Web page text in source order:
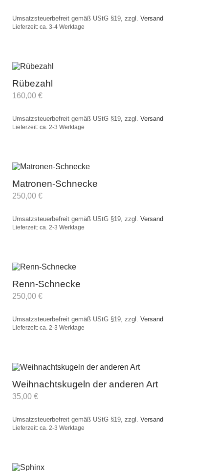
Umsatzsteuerbefreit gemäß UStG §19, zzgl. Versand
Lieferzeit: ca. 3-4 Werktage
Rübezahl
160,00 €
Umsatzsteuerbefreit gemäß UStG §19, zzgl. Versand
Lieferzeit: ca. 2-3 Werktage
Matronen-Schnecke
250,00 €
Umsatzsteuerbefreit gemäß UStG §19, zzgl. Versand
Lieferzeit: ca. 2-3 Werktage
Renn-Schnecke
250,00 €
Umsatzsteuerbefreit gemäß UStG §19, zzgl. Versand
Lieferzeit: ca. 2-3 Werktage
Weihnachtskugeln der anderen Art
35,00 €
Umsatzsteuerbefreit gemäß UStG §19, zzgl. Versand
Lieferzeit: ca. 2-3 Werktage